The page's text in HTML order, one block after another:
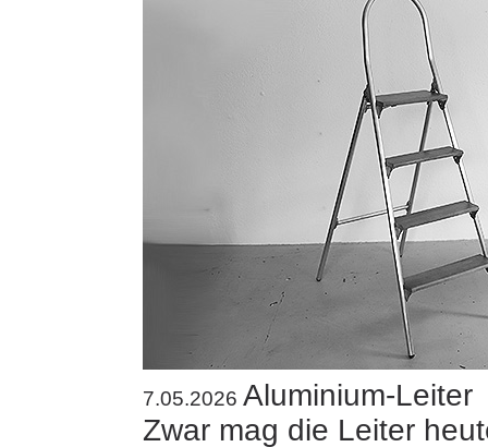
7.05.2026 Aluminium-Leiter
Zwar mag die Leiter